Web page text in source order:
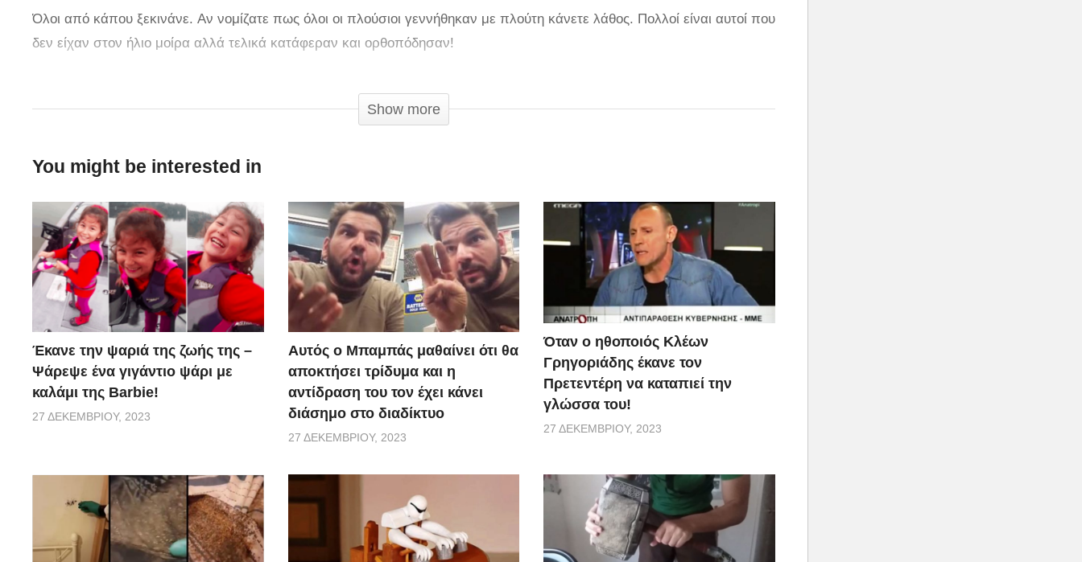
Όλοι από κάπου ξεκινάνε. Αν νομίζατε πως όλοι οι πλούσιοι γεννήθηκαν με πλούτη κάνετε λάθος. Πολλοί είναι αυτοί που
δεν είχαν στον ήλιο μοίρα αλλά τελικά κατάφεραν και ορθοπόδησαν!
Show more
You might be interested in
Έκανε την ψαριά της ζωής της –
Ψάρεψε ένα γιγάντιο ψάρι με
καλάμι της Barbie!
27 ΔΕΚΕΜΒΡΊΟΥ, 2023
Αυτός ο Μπαμπάς μαθαίνει ότι θα
αποκτήσει τρίδυμα και η
αντίδραση του τον έχει κάνει
διάσημο στο διαδίκτυο
27 ΔΕΚΕΜΒΡΊΟΥ, 2023
Όταν ο ηθοποιός Κλέων
Γρηγοριάδης έκανε τον
Πρετεντέρη να καταπιεί την
γλώσσα του!
27 ΔΕΚΕΜΒΡΊΟΥ, 2023